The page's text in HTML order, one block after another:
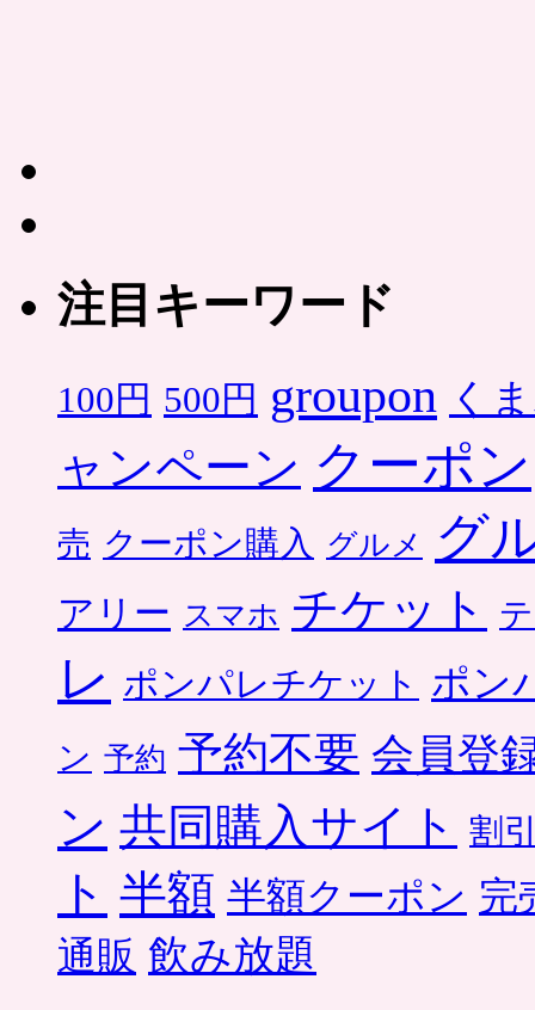
注目キーワード
100円 500円 groupon く
ャンペーン クーポン
売 クーポン購入 グルメ グ
アリー スマホ チケット
レ ポンパレチケット ポン
ン 予約 予約不要 会員登
ン 共同購入サイト 割
ト 半額 半額クーポン 完
通販 飲み放題